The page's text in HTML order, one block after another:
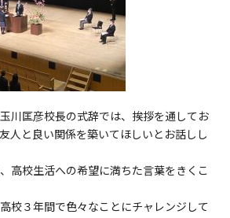
川匡彦校長の式辞では、挨拶を通してお
人と良い関係を築いてほしいとお話しし
高校生活への希望に満ちた言葉をきくこ
校３年間で色々なことにチャレンジして